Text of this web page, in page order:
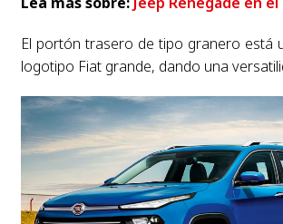
El portón trasero de tipo granero está
logotipo Fiat grande, dando una